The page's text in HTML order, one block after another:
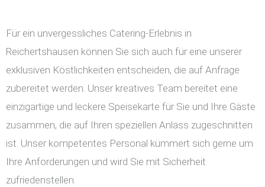
Für ein unvergessliches Catering-Erlebnis in
Reichertshausen können Sie sich auch für eine unserer
exklusiven Köstlichkeiten entscheiden, die auf Anfrage
zubereitet werden. Unser kreatives Team bereitet eine
einzigartige und leckere Speisekarte für Sie und Ihre Gäste
zusammen, die auf Ihren speziellen Anlass zugeschnitten
ist. Unser kompetentes Personal kümmert sich gerne um
Ihre Anforderungen und wird Sie mit Sicherheit
zufriedenstellen.